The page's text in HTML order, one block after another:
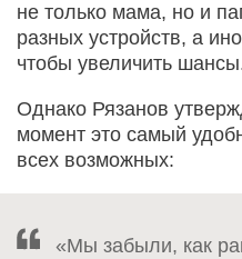
не только мама, но и
разных устройств, а
чтобы увеличить
Однако Рязанов
момент это самый
всех возможных:
«Мы забыли, как